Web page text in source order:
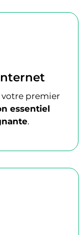
votre premier
essentiel
.